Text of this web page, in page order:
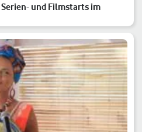
und Filmstarts im